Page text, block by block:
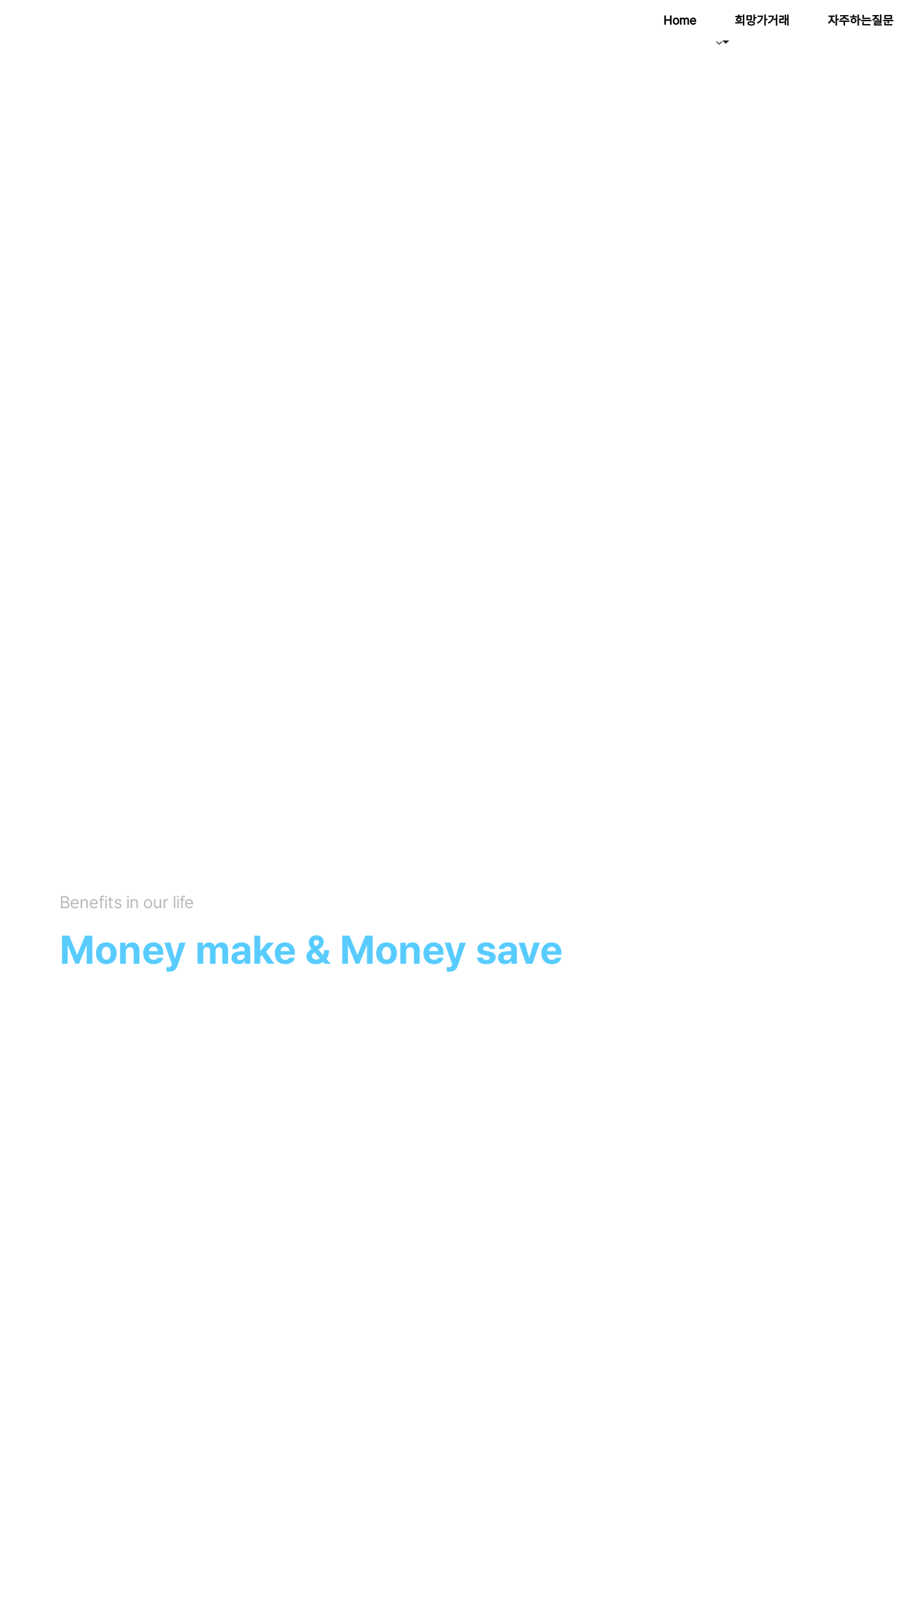
Home 희망가거래 자주하는질문
Benefits in our life
Money make & Money save